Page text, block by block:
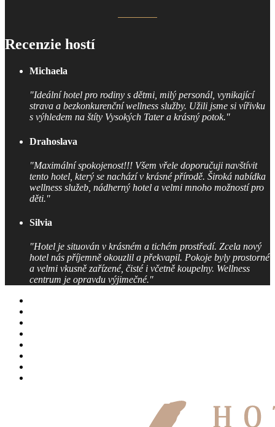
Recenzie hostí
Michaela
"Ideální hotel pro rodiny s dětmi, milý personál, vynikající
strava a bezkonkurenční wellness služby. Užili jsme si vířivku
s výhledem na štíty Vysokých Tater a krásný potok."
Drahoslava
"Maximální spokojenost!!! Všem vřele doporučuji navštívit
tento hotel, který se nachází v krásné přírodě. Široká nabídka
wellness služeb, nádherný hotel a velmi mnoho možností pro
děti."
Silvia
"Hotel je situován v krásném a tichém prostředí. Zcela nový
hotel nás příjemně okouzlil a překvapil. Pokoje byly prostorné
a velmi vkusně zařízené, čisté i včetně koupelny. Wellness
centrum je opravdu výjimečné."